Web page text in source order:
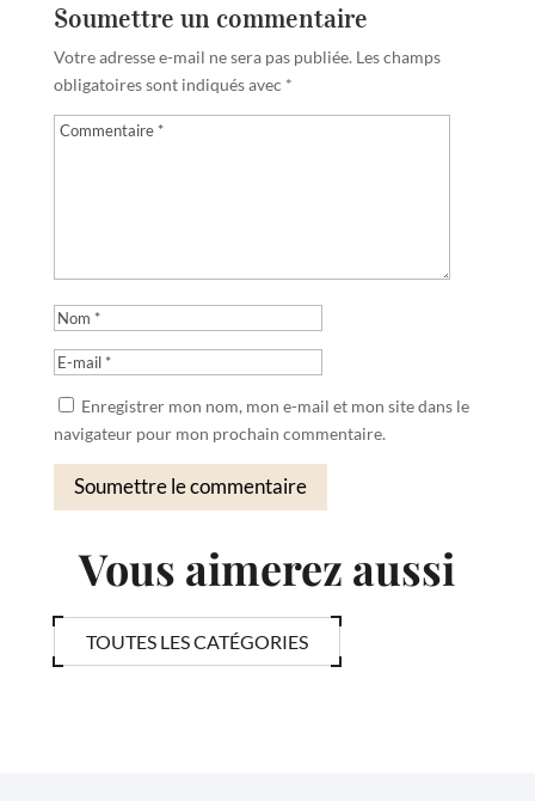
Soumettre un commentaire
Votre adresse e-mail ne sera pas publiée. Les champs
obligatoires sont indiqués avec *
Enregistrer mon nom, mon e-mail et mon site dans le
navigateur pour mon prochain commentaire.
Soumettre le commentaire
Vous aimerez aussi
TOUTES LES CATÉGORIES